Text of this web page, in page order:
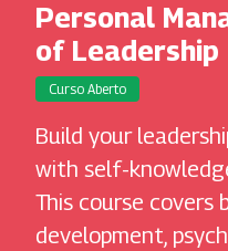
Personal
of Leadership
Curso Aberto
Build your
with self-
This course covers
development,